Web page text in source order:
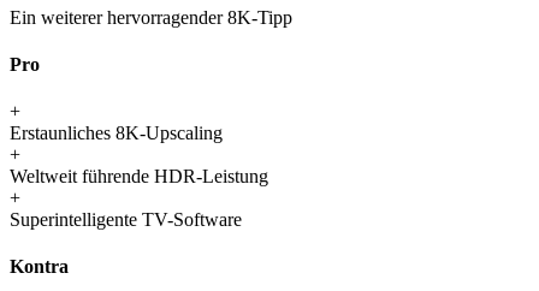
Ein weiterer hervorragender 8K-Tipp
Pro
+
Erstaunliches 8K-Upscaling
+
Weltweit führende HDR-Leistung
+
Superintelligente TV-Software
Kontra